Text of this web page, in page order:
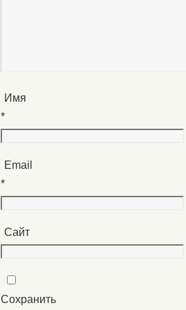
Имя
*
Email
*
Сайт
Сохранить